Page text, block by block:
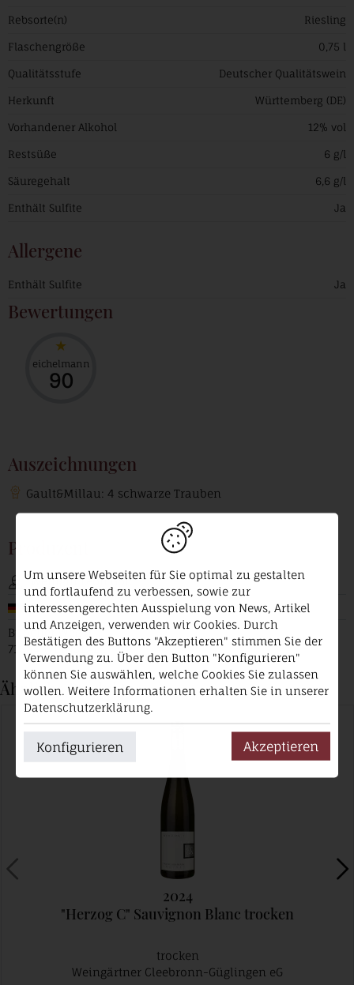
Rebsorte(n) Riesling
Flaschengröße 0,75 l
Qualitätsstufe Deutscher Qualitätswein
Herkunft Württemberg (DE)
Vorhandener Alkohol 12% vol
Restsüße 6 g/l
Säuregehalt 6,6 g/l
Enthält Sulfite Ja
Allergene
Enthält Sulfite Ja
Bewertungen
eichelmann
90
Auszeichnungen
Gault&Millau: 4 schwarze Trauben
Produzent
Weingut Leon Gold
Deutschland / Württemberg
Buocher Weg 9
71384 WEINSTADT
Ähnliche Produkte
2024
"Herzog C" Sauvignon Blanc trocken
trocken
Weingärtner Cleebronn-Güglingen eG
Um unsere Webseiten für Sie optimal zu gestalten
und fortlaufend zu verbessen, sowie zur
interessengerechten Ausspielung von News, Artikel
und Anzeigen, verwenden wir Cookies. Durch
Bestätigen des Buttons "Akzeptieren" stimmen Sie der
Verwendung zu. Über den Button "Konfigurieren"
können Sie auswählen, welche Cookies Sie zulassen
wollen. Weitere Informationen erhalten Sie in unserer
Datenschutzerklärung.
Konfigurieren Akzeptieren